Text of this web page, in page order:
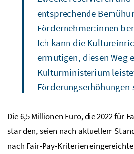
entsprechende
Fördernehmer:innen
Ich kann die
ermutigen, diesen Weg
Kulturministerium
Förderungserhöhungen
Die 6,5 Millionen Euro, die 2022 für
standen, seien nach aktuellem
nach Fair-Pay-Kriterien